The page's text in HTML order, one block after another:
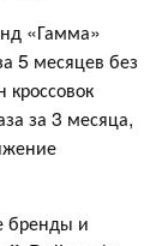
«Гамма»
5 месяцев без
за 3 месяца,
бренды и